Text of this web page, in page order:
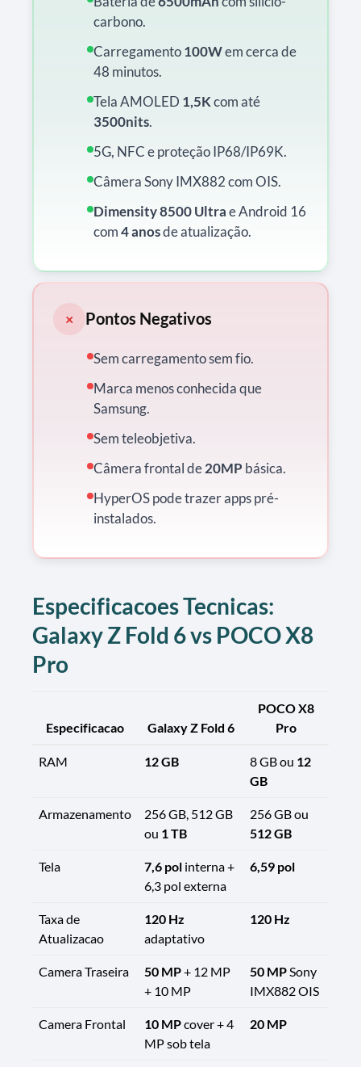
carbono.
Carregamento100Wem cerca de
48 minutos.
Tela AMOLED 1,5Kcom até
3500nits.
5G, NFC e proteção IP68/IP69K.
Câmera Sony IMX882 com OIS.
Dimensity 8500 Ultrae Android 16
com4 anosde atualização.
× Pontos Negativos
Sem carregamento sem fio.
Marca menos conhecida que
Samsung.
Sem teleobjetiva.
Câmera frontal de20MP básica.
HyperOS pode trazer apps pré-
instalados.
Especificacoes Tecnicas:
Galaxy Z Fold 6 vs POCO X8
Pro
Especificacao Galaxy Z Fold 6
POCO X8
Pro
RAM 12 GB 8 GB ou 12
GB
Armazenamento
256 GB, 512 GB
ou 1 TB
256 GB ou
512 GB
Tela 7,6 pol interna +
6,3 pol externa
6,59 pol
Taxa de
Atualizacao
120 Hz
adaptativo
120 Hz
Camera Traseira 50 MP+ 12 MP
+ 10 MP
50 MPSony
IMX882 OIS
Camera Frontal 10 MPcover + 4
MP sob tela
20 MP